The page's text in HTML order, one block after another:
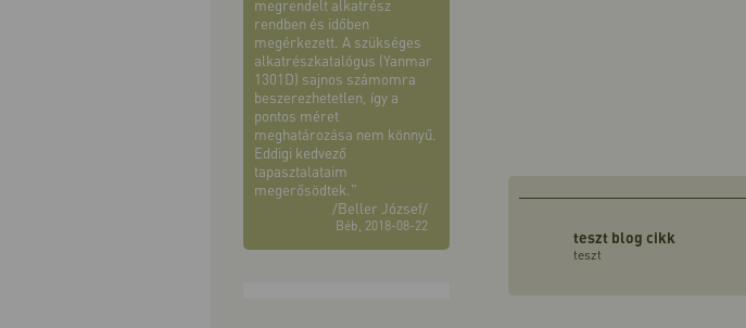
megrendelt alkatrész
rendben és időben
megérkezett. A szükséges
alkatrészkatalógus (Yanmar
1301D) sajnos számomra
beszerezhetetlen, így a
pontos méret
meghatározása nem könnyű.
Eddigi kedvező
tapasztalataim
megerősödtek."
/Beller József/
Béb, 2018-08-22
teszt blog cikk
teszt